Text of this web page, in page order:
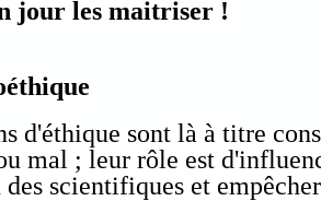
jour les maitriser !
d'éthique sont là à titre
mal ; leur rôle est
scientifiques et